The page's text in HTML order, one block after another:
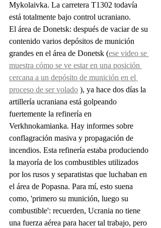
Mykolaivka. La carretera T1302 todavía
está totalmente bajo control ucraniano.
El área de Donetsk: después de vaciar de su
contenido varios depósitos de munición
grandes en el área de Donetsk (ese video se
muestra cómo se ve estar en una posición
cercana a un depósito de munición en el
proceso de ser volado ), ya hace dos días la
artillería ucraniana está golpeando
fuertemente la refinería en
Verkhnokamianka. Hay informes sobre
conflagración masiva y propagación de
incendios. Esta refinería estaba produciendo
la mayoría de los combustibles utilizados
por los rusos y separatistas que luchaban en
el área de Popasna. Para mí, esto suena
como, 'primero su munición, luego su
combustible': recuerden, Ucrania no tiene
una fuerza aérea para hacer tal trabajo, pero